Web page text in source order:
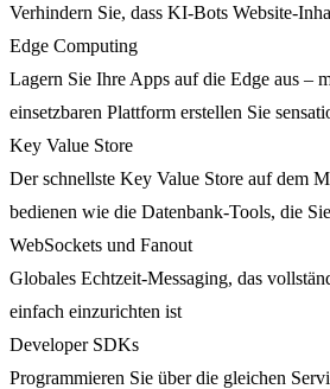
Verhindern Sie, dass KI-Bots Website-
Edge Computing
Lagern Sie Ihre Apps auf die Edge aus –
einsetzbaren Plattform erstellen Sie
Key Value Store
Der schnellste Key Value Store auf dem
bedienen wie die Datenbank-Tools, die
WebSockets und Fanout
Globales Echtzeit-Messaging, das
einfach einzurichten ist
Developer SDKs
Programmieren Sie über die gleichen